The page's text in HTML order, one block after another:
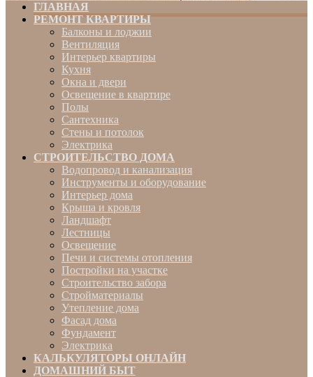
ГЛАВНАЯ
РЕМОНТ КВАРТИРЫ
Балконы и лоджии
Вентиляция
Интерьер квартиры
Кухня
Окна и двери
Освещение в квартире
Полы
Сантехника
Стены и потолок
Электрика
СТРОИТЕЛЬСТВО ДОМА
Водопровод и канализация
Инструменты и оборудование
Интерьер дома
Крыша и кровля
Ландшафт
Лестницы
Освещение
Печи и системы отопления
Постройки на участке
Строительство забора
Стройматериалы
Утепление дома
Фасад дома
Фундамент
Электрика
КАЛЬКУЛЯТОРЫ ОНЛАЙН
ДОМАШНИЙ БЫТ